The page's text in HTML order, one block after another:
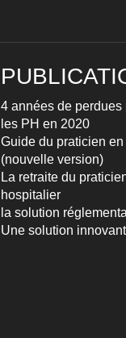
4 années de perdues
les PH en 2020
Guide du praticien
(nouvelle version)
La retraite du
hospitalier
la solution
Une solution